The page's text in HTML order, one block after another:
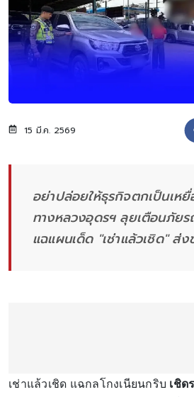
15 มี.ค. 2569
อย่าปล่อยให้ธุรกิจตกเป็นเห
ทางหลวงอุดรฯ ลุยเตือนภัย
แฉแผนเด็ด "เช่าแล้วเชิด" ส่
เช่าแล้วเชิด แฉกลโกงเนียนกริบ เชิด